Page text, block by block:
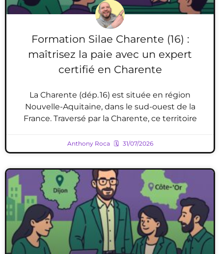
Formation Silae Charente (16) :
maîtrisez la paie avec un expert
certifié en Charente
La Charente (dép. 16) est située en région
Nouvelle-Aquitaine, dans le sud-ouest de la
France. Traversé par la Charente, ce territoire
Anthony Roca 31/07/2026